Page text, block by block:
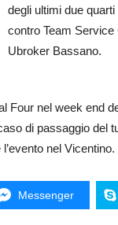
degli ultimi due
contro Team
Ubroker Bassano.
Four nel week end
di passaggio del
nel Vicentino.
Messenger